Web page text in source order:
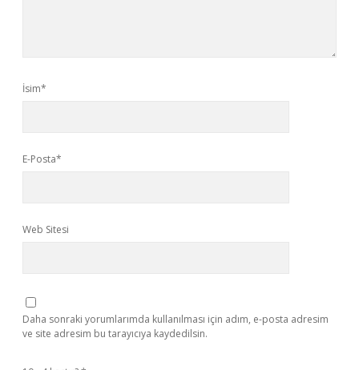
İsim*
E-Posta*
Web Sitesi
Daha sonraki yorumlarımda kullanılması için adım, e-posta adresim
ve site adresim bu tarayıcıya kaydedilsin.